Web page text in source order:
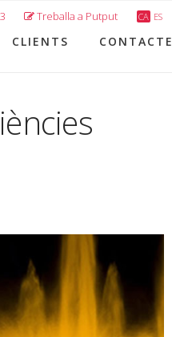
Treballa a Putput CA ES
CLIENTS CONTACTE